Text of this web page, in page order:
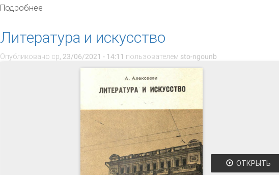
Подробнее
Литература и искусство
Опубликовано ср, 23/06/2021 - 14:11 пользователем sto-ngounb
ОТКРЫТЬ